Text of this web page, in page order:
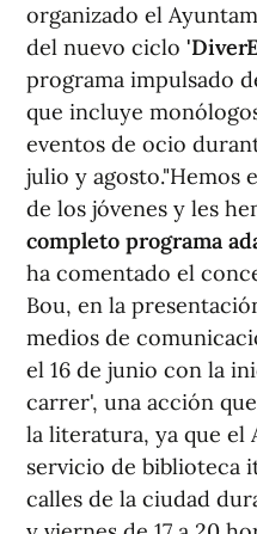
organizado el
del nuevo ciclo
programa impulsado
que incluye
eventos de ocio
julio y agosto."Hemos
de los jóvenes y les
completo programa
ha comentado el
Bou, en la
medios de
el 16 de junio con la
carrer', una acción
la literatura, ya que el
servicio de biblioteca
calles de la ciudad